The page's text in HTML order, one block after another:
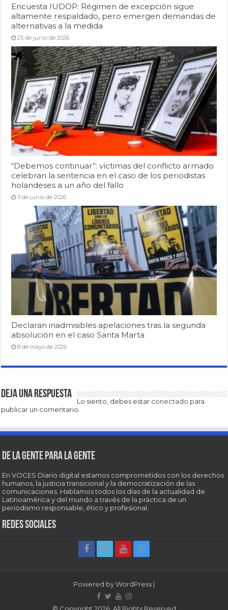
Encuesta IUDOP: Régimen de excepción sigue
altamente respaldado, pero emergen demandas de
alternativas a la medida
25 de junio de 2026
“Debemos continuar”: víctimas del conflicto armado
celebran la sentencia en el caso de los periodistas
holandeses a un año del fallo
3 de junio de 2026
Declaran inadmisibles apelaciones tras la segunda
absolución en el caso Santa Marta
8 de mayo de 2026
Deja una respuesta
Lo siento, debes estar conectado para
publicar un comentario.
De la gente para la gente
En VOCES Diario digital estamos comprometidos con los derechos
humanos, la justicia transicional y la democratización de las
comunicaciones. Hablamos todos los días de la actualidad de
Latinoamérica y del mundo a través de la práctica de un
periodismo responsable, ético y profesional.
Redes sociales
Powered byWordPress |
© Copyright 2026, All Rights Reserved